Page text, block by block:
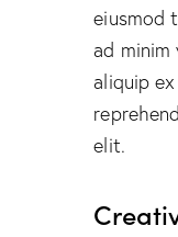
eiusmod
ad
aliquip
elit.